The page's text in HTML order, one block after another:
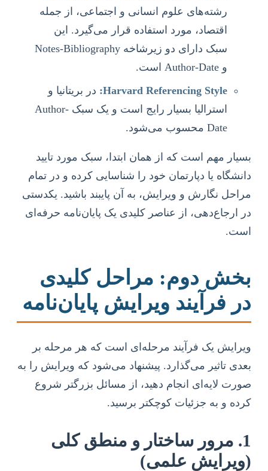
رشته‌های علوم انسانی و اجتماعی، از جمله
اقتصاد، مورد استفاده قرار می‌گیرد. این
سبک دارای دو زیرشاخه Notes-Bibliography
و Author-Date است.
Harvard Referencing Style: در بریتانیا و
استرالیا بسیار رایج است و یک سبک Author-
Date محسوب می‌شود.
بسیار مهم است که از همان ابتدا، سبک مورد تایید
دانشگاه یا دپارتمان خود را شناسایی کرده و در تمام
مراحل نگارش و ویرایش، به آن پایبند باشید. یکدستی
در ارجاع‌دهی، از عناصر کلیدی یک پایان‌نامه حرفه‌ای
است.
بخش دوم: مراحل کلیدی
در فرآیند ویرایش پایان‌نامه
ویرایش یک فرآیند مرحله‌ای است که هر مرحله بر
بعدی تاثیر می‌گذارد. پیشنهاد می‌شود که ویرایش را به
صورت لایه‌ای انجام دهید، از مسائل بزرگتر شروع
کرده و به جزئیات کوچکتر برسید.
1. مرور ساختار و منطق کلی
(ویرایش علمی)